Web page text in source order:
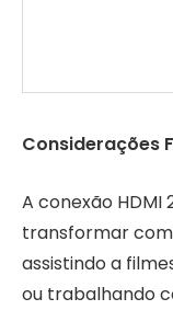
Considerações
A conexão HDMI
transformar
assistindo a
ou trabalhando